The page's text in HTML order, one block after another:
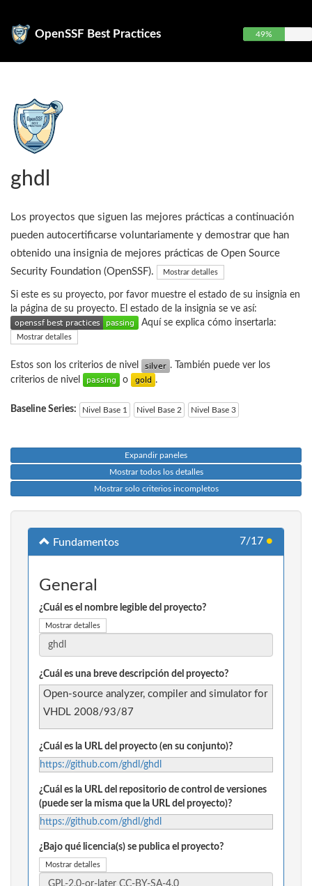
OpenSSF Best Practices 49%
ghdl
Los proyectos que siguen las mejores prácticas a continuación
pueden autocertificarse voluntariamente y demostrar que han
obtenido una insignia de mejores prácticas de Open Source
Security Foundation (OpenSSF).
Mostrar detalles
Si este es su proyecto, por favor muestre el estado de su insignia en
la página de su proyecto. El estado de la insignia se ve así:
Aquí se explica cómo insertarla:
Mostrar detalles
Estos son los criterios de nivel
. También puede ver los
criterios de nivel
o .
Baseline Series: Nivel Base 1 Nivel Base 2 Nivel Base 3
Expandir paneles
Mostrar todos los detalles
Mostrar solo criterios incompletos
Fundamentos 7/17 ●
General
¿Cuál es el nombre legible del proyecto?
Mostrar detalles
¿Cuál es una breve descripción del proyecto?
Open-source analyzer, compiler and simulator for
VHDL 2008/93/87
¿Cuál es la URL del proyecto (en su conjunto)?
https://github.com/ghdl/ghdl
¿Cuál es la URL del repositorio de control de versiones
(puede ser la misma que la URL del proyecto)?
https://github.com/ghdl/ghdl
¿Bajo qué licencia(s) se publica el proyecto?
Mostrar detalles